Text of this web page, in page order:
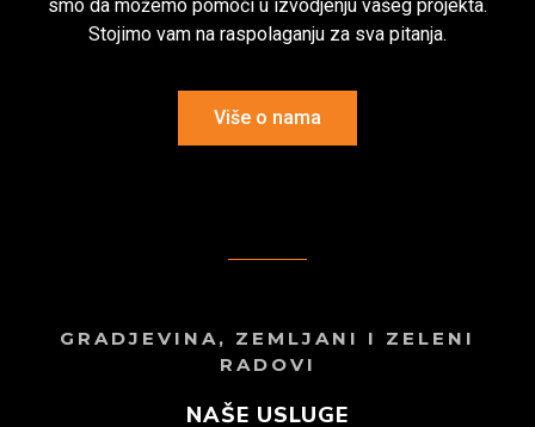
smo da možemo pomoći u izvodjenju vašeg projekta.
Stojimo vam na raspolaganju za sva pitanja.
Više o nama
GRADJEVINA, ZEMLJANI I ZELENI
RADOVI
NAŠE USLUGE